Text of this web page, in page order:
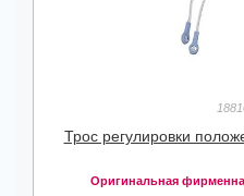
Трос регулировки
Оригинальная